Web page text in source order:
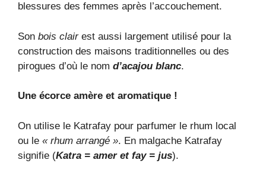
blessures des femmes après l’accouchement.
Son bois clairest aussi largement utilisé pour la
construction des maisons traditionnelles ou des
pirogues d’où le nom d’acajou blanc.
Une écorce amère et aromatique !
On utilise le Katrafay pour parfumer le rhum local
ou le « rhum arrangé ». En malgache Katrafay
signifie (Katra = amer et fay = jus).